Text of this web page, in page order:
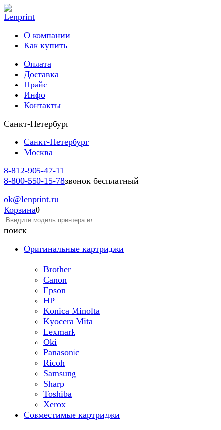
О компании
Как купить
Оплата
Доставка
Прайс
Инфо
Контакты
Санкт-Петербург
Санкт-Петербург
Москва
8-812-905-47-11
8-800-550-15-78звонок бесплатный
ok@lenprint.ru
Корзина0
поиск
Оригинальные картриджи
Brother
Canon
Epson
HP
Konica Minolta
Kyocera Mita
Lexmark
Oki
Panasonic
Ricoh
Samsung
Sharp
Toshiba
Xerox
Совместимые картриджи